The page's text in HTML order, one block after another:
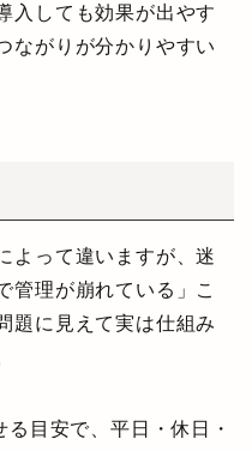
入しても効果が出やす
ながりが分かりやすい
よって違いますが、迷
管理が崩れている」こ
題に見えて実は仕組み
目安で、平日・休日・